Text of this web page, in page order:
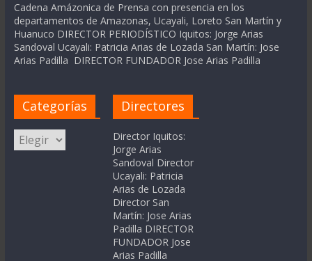
Cadena Amázonica de Prensa con presencia en los
departamentos de Amazonas, Ucayali, Loreto San Martín y
Huanuco DIRECTOR PERIODÍSTICO Iquitos: Jorge Arias
Sandoval Ucayali: Patricia Arias de Lozada San Martín: Jose
Arias Padilla DIRECTOR FUNDADOR Jose Arias Padilla
Categorías
Categorías
Directores
Director Iquitos:
Jorge Arias
Sandoval Director
Ucayali: Patricia
Arias de Lozada
Director San
Martín: Jose Arias
Padilla DIRECTOR
FUNDADOR Jose
Arias Padilla